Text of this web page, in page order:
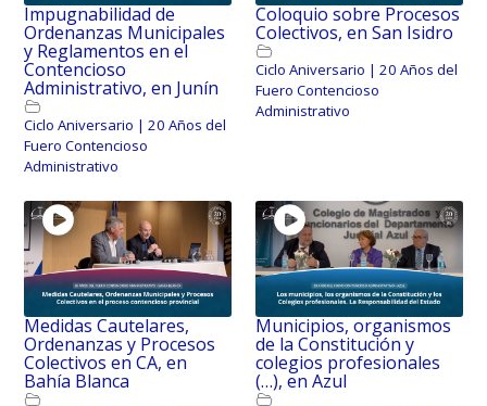
Impugnabilidad de
Ordenanzas Municipales
y Reglamentos en el
Contencioso
Administrativo, en Junín
Ciclo Aniversario | 20 Años del
Fuero Contencioso
Administrativo
Coloquio sobre Procesos
Colectivos, en San Isidro
Ciclo Aniversario | 20 Años del
Fuero Contencioso
Administrativo
Medidas Cautelares,
Ordenanzas y Procesos
Colectivos en CA, en
Bahía Blanca
Municipios, organismos
de la Constitución y
colegios profesionales
(…), en Azul